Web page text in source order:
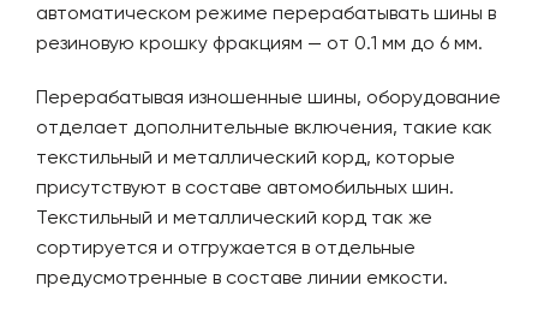
автоматическом режиме перерабатывать шины в
резиновую крошку фракциям — от 0.1 мм до 6 мм.
Перерабатывая изношенные шины, оборудование
отделает дополнительные включения, такие как
текстильный и металлический корд, которые
присутствуют в составе автомобильных шин.
Текстильный и металлический корд так же
сортируется и отгружается в отдельные
предусмотренные в составе линии емкости.